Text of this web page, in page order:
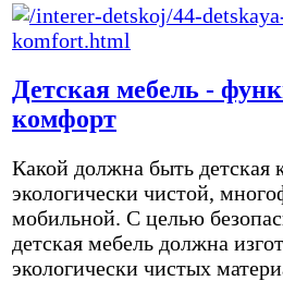
Детская мебель -
комфорт
Какой должна быть детская
экологически чистой,
мобильной. С целью
детская мебель должна
экологически чистых